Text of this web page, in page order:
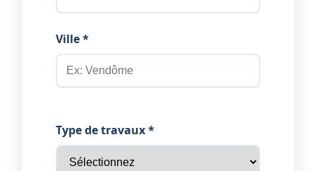
Ville *
Type de travaux *